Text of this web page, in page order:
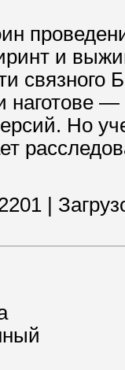
и
связного
—
Но